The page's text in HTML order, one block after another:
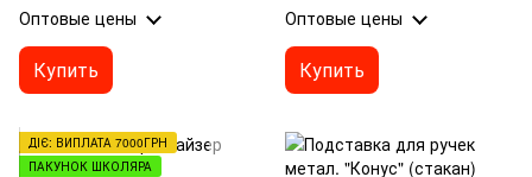
Оптовые цены
Купить
Оптовые цены
Купить
ДІЄ: ВИПЛАТА 7000ГРН
ПАКУНОК ШКОЛЯРА